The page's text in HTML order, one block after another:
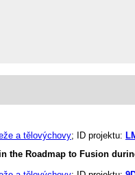
a tělovýchovy; ID projektu:
the Roadmap to Fusion